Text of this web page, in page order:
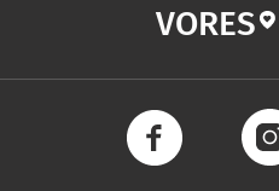
VORES